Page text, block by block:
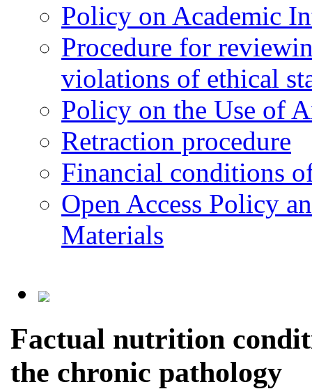
Policy on Academic
Procedure for
violations of ethical
Policy on the Use of
Retraction procedure
Financial conditions
Open Access Policy
Materials
Factual nutrition
the chronic pathology